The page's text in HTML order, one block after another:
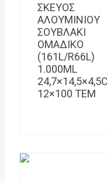
ΣΚΕΥΟΣ
ΑΛΟΥΜΙΝΙΟΥ
ΣΟΥΒΛΑΚΙ
ΟΜΑΔΙΚΟ
(161L/R66L)
1.000ML
12×100 TEM